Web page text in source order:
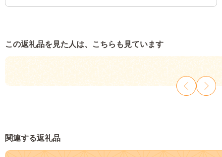
この返礼品を見た人は、こちらも見ています
関連する返礼品